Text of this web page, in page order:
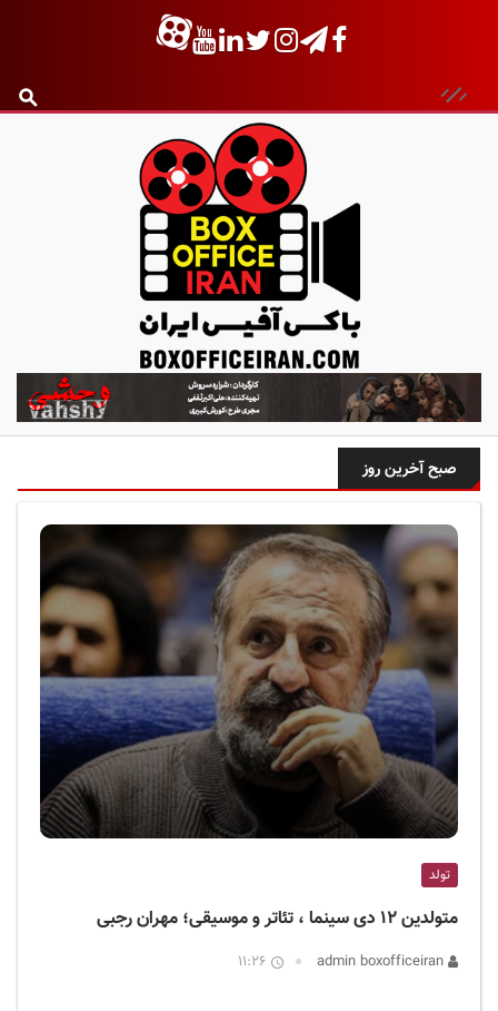
ب
ا
ک
س
آ
س
ا
ی
ا
ن
صبح آخرین روز
تولد
متولدین ۱۲ دی سینما ، تئاتر و موسیقی؛ مهران رجبی
11:26